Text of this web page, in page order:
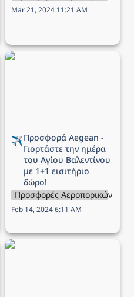
Mar 21, 2024 11:21 AM
Προσφορά Aegean -
✈️
Γιορτάστε την ημέρα
του Αγίου Βαλεντίνου
με 1+1 εισιτήριο
δώρο!
Προσφορές Αεροπορικών
Feb 14, 2024 6:11 AM
Αεροπορικά εισιτήρια